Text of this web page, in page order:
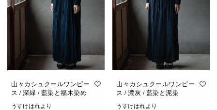
山々カシュクールワンピー
ス / 深緑 / 藍染と福木染め
うすけはれより
山々カシュクールワンピー
ス / 濃灰 / 藍染と泥染
うすけはれより